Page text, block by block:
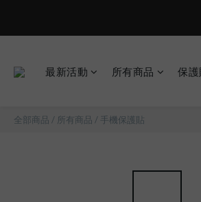
最新活動 所有商品 保護
全部商品 / 所有商品 / 手機保護貼